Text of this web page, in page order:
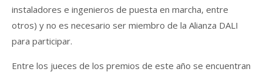
instaladores e ingenieros de puesta en marcha, entre
otros) y no es necesario ser miembro de la Alianza DALI
para participar.
Entre los jueces de los premios de este año se encuentran